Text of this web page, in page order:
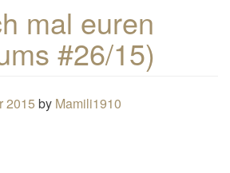
mal euren
#26/15)
2015 by Mamili1910